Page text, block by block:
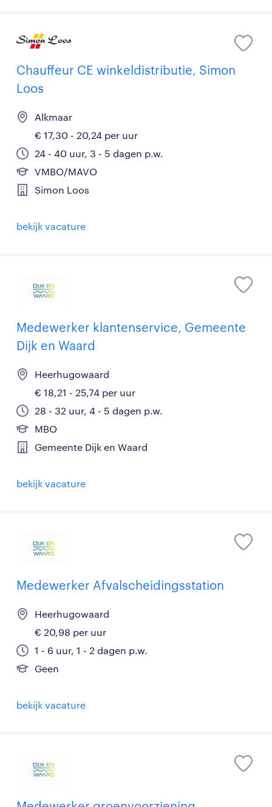
Chauffeur CE winkeldistributie, Simon
Loos
Alkmaar
€ 17,30 - 20,24 per uur
24 - 40 uur, 3 - 5 dagen p.w.
VMBO/MAVO
Simon Loos
bekijk vacature
Medewerker klantenservice, Gemeente
Dijk en Waard
Heerhugowaard
€ 18,21 - 25,74 per uur
28 - 32 uur, 4 - 5 dagen p.w.
MBO
Gemeente Dijk en Waard
bekijk vacature
Medewerker Afvalscheidingsstation
Heerhugowaard
€ 20,98 per uur
1 - 6 uur, 1 - 2 dagen p.w.
Geen
bekijk vacature